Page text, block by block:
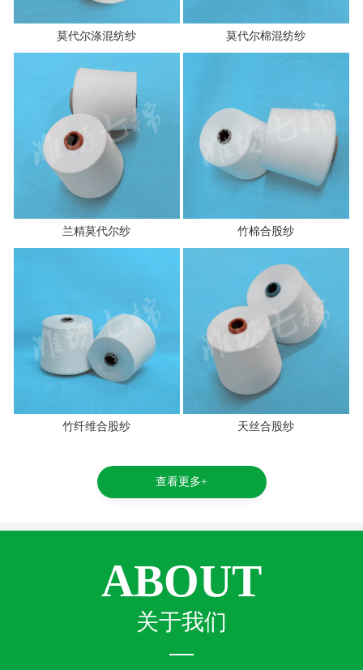
莫代尔涤混纺纱 莫代尔棉混纺纱
兰精莫代尔纱 竹棉合股纱
竹纤维合股纱 天丝合股纱
查看更多+
ABOUT
关于我们